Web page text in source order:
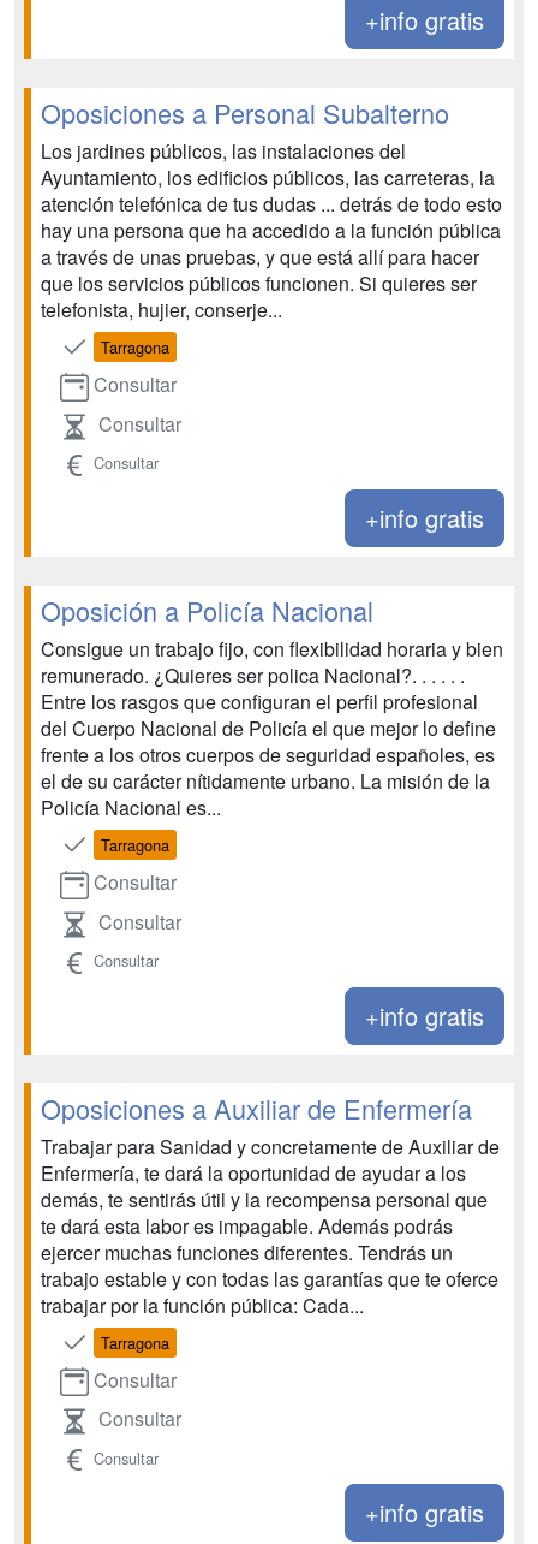
+info gratis
Oposiciones a Personal Subalterno
Los jardines públicos, las instalaciones del
Ayuntamiento, los edificios públicos, las carreteras, la
atención telefónica de tus dudas ... detrás de todo esto
hay una persona que ha accedido a la función pública
a través de unas pruebas, y que está allí para hacer
que los servicios públicos funcionen. Si quieres ser
telefonista, hujier, conserje...
Tarragona
Consultar
Consultar
Consultar
+info gratis
Oposición a Policía Nacional
Consigue un trabajo fijo, con flexibilidad horaria y bien
remunerado. ¿Quieres ser polica Nacional?. . . . . .
Entre los rasgos que configuran el perfil profesional
del Cuerpo Nacional de Policía el que mejor lo define
frente a los otros cuerpos de seguridad españoles, es
el de su carácter nítidamente urbano. La misión de la
Policía Nacional es...
Tarragona
Consultar
Consultar
Consultar
+info gratis
Oposiciones a Auxiliar de Enfermería
Trabajar para Sanidad y concretamente de Auxiliar de
Enfermería, te dará la oportunidad de ayudar a los
demás, te sentirás útil y la recompensa personal que
te dará esta labor es impagable. Además podrás
ejercer muchas funciones diferentes. Tendrás un
trabajo estable y con todas las garantías que te oferce
trabajar por la función pública: Cada...
Tarragona
Consultar
Consultar
Consultar
+info gratis